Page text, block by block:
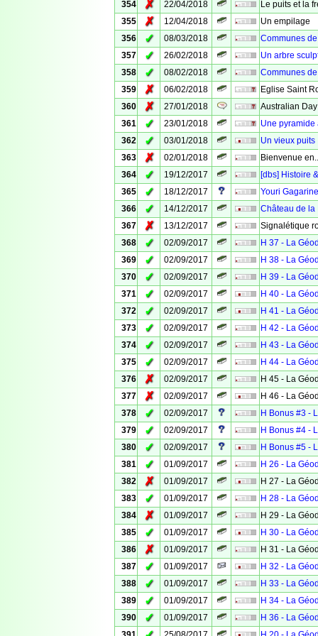
354
✗ 22/04/2018
Le puits et la
355
✗ 12/04/2018
Un empilage
356
✓ 08/03/2018
Communes
357
✓ 26/02/2018
Un arbre
358
✓ 08/02/2018
Communes
359
✗ 06/02/2018
Eglise Saint
360
✗ 27/01/2018
Australian
361
✓ 23/01/2018
Une pyramide
362
✓ 03/01/2018
Un vieux puits
363
✗ 02/01/2018
Bienvenue
364
✓ 19/12/2017
[dbs] Histoire
365
✓ 18/12/2017
Youri Gagarine
366
✓ 14/12/2017
Château de la
367
✗ 13/12/2017
Signalétique
368
✓ 02/09/2017
H 37 - La
369
✓ 02/09/2017
H 38 - La
370
✓ 02/09/2017
H 39 - La
371
✓ 02/09/2017
H 40 - La
372
✓ 02/09/2017
H 41 - La
373
✓ 02/09/2017
H 42 - La
374
✓ 02/09/2017
H 43 - La
375
✓ 02/09/2017
H 44 - La
376
✗ 02/09/2017
H 45 - La
377
✗ 02/09/2017
H 46 - La
378
✓ 02/09/2017
H Bonus #3 -
379
✓ 02/09/2017
H Bonus #4 -
380
✓ 02/09/2017
H Bonus #5 -
381
✓ 01/09/2017
H 26 - La
382
✗ 01/09/2017
H 27 - La
383
✓ 01/09/2017
H 28 - La
384
✗ 01/09/2017
H 29 - La
385
✓ 01/09/2017
H 30 - La
386
✗ 01/09/2017
H 31 - La
387
✓ 01/09/2017
H 32 - La
388
✓ 01/09/2017
H 33 - La
389
✓ 01/09/2017
H 34 - La
390
✓ 01/09/2017
H 36 - La